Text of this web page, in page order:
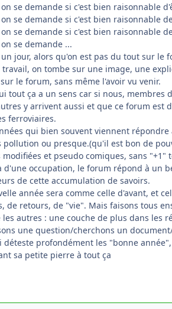
on se demande si c'est bien raisonnable
se demande si c'est bien raisonnable
on se demande si c'est bien raisonnable
se demande ...
jour, alors qu'on est pas du tout sur le
on tombe sur une image, une
le forum, sans même l'avoir vu venir.
tout ça a un sens car si nous, membres
y arrivent aussi et que ce forum est
ferroviaires.
qui bien souvent viennent
pollution ou presque.(qu'il est bon de
modifiées et pseudo comiques, sans "+1"
d'une occupation, le forum répond à un
de cette accumulation de savoirs.
année sera comme celle d'avant, et
de retours, de "vie". Mais faisons tous
les autres : une couche de plus dans les
une question/cherchons un
déteste profondément les "bonne
sa petite pierre à tout ça